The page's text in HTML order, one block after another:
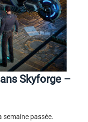
Skyforge –
semaine passée.